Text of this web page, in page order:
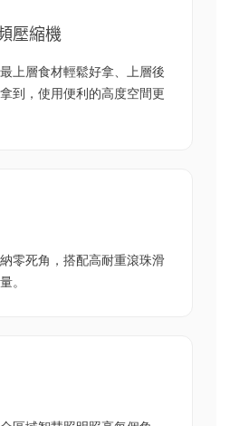
壓縮機
上層食材輕鬆好拿、上層後
到，使用便利的高度空間更
零死角，搭配高耐重滾珠滑
。